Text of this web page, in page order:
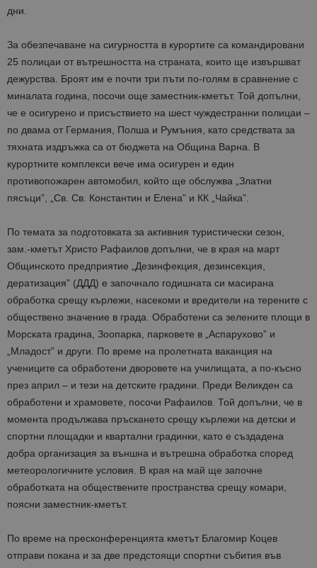
дни.
За обезпечаване на сигурността в курортите са командировани
25 полицаи от вътрешността на страната, които ще извършват
дежурства. Броят им е почти три пъти по-голям в сравнение с
миналата година, посочи още заместник-кметът. Той допълни,
че е осигурено и присъствието на шест чуждестранни полицаи –
по двама от Германия, Полша и Румъния, като средствата за
тяхната издръжка са от бюджета на Община Варна. В
курортните комплекси вече има осигурен и един
противопожарен автомобил, който ще обслужва „Златни
пясъци”, „Св. Св. Константин и Елена” и КК „Чайка”.
По темата за подготовката за активния туристически сезон,
зам.-кметът Христо Рафаилов допълни, че в края на март
Общинското предприятие „Дезинфекция, дезинсекция,
дератизация” (ДДД) е започнало годишната си масирана
обработка срещу кърлежи, насекоми и вредители на терените с
обществено значение в града. Обработени са зелените площи в
Морската градина, Зоопарка, парковете в „Аспарухово” и
„Младост” и други. По време на пролетната ваканция на
учениците са обработени дворовете на училищата, а по-късно
през април – и тези на детските градини. Преди Великден са
обработени и храмовете, посочи Рафаилов. Той допълни, че в
момента продължава пръскането срещу кърлежи на детски и
спортни площадки и квартални градинки, като е създадена
добра организация за външна и вътрешна обработка според
метеорологичните условия. В края на май ще започне
обработката на обществените пространства срещу комари,
поясни заместник-кметът.
По време на пресконференцията кметът Благомир Коцев
отправи покана и за две предстоящи спортни събития във